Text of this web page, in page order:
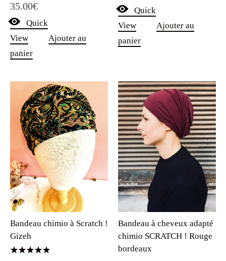
35.00€
Quick
View
Ajouter au
panier
prix
initial actuel
Quick
View
Ajouter au
panier
Bandeau chimio à Scratch !
Gizeh
Bandeau à cheveux adapté
chimio SCRATCH ! Rouge
bordeaux